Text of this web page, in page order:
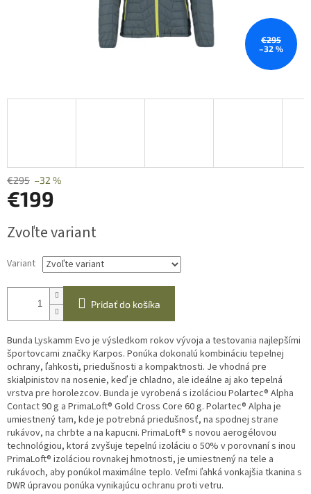
€295
–32 %
€295 –32 %
€199
cena:
Zvoľte variant
Variant
Pridať do košíka
Bunda Lyskamm Evo je výsledkom rokov vývoja a testovania najlepšími
športovcami značky Karpos. Ponúka dokonalú kombináciu tepelnej
ochrany, ľahkosti, priedušnosti a kompaktnosti. Je vhodná pre
skialpinistov na nosenie, keď je chladno, ale ideálne aj ako tepelná
vrstva pre horolezcov. Bunda je vyrobená s izoláciou Polartec® Alpha
Contact 90 g a PrimaLoft® Gold Cross Core 60 g. Polartec® Alpha je
umiestnený tam, kde je potrebná priedušnosť, na spodnej strane
rukávov, na chrbte a na kapucni. PrimaLoft® s novou aerogélovou
technológiou, ktorá zvyšuje tepelnú izoláciu o 50% v porovnaní s inou
PrimaLoft® izoláciou rovnakej hmotnosti, je umiestnený na tele a
rukávoch, aby ponúkol maximálne teplo. Veľmi ľahká vonkajšia tkanina s
DWR úpravou ponúka vynikajúcu ochranu proti vetru.